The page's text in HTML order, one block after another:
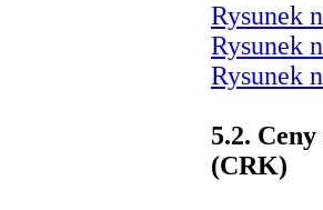
Rysunek
Rysunek
Rysunek
5.2.
(CRK)